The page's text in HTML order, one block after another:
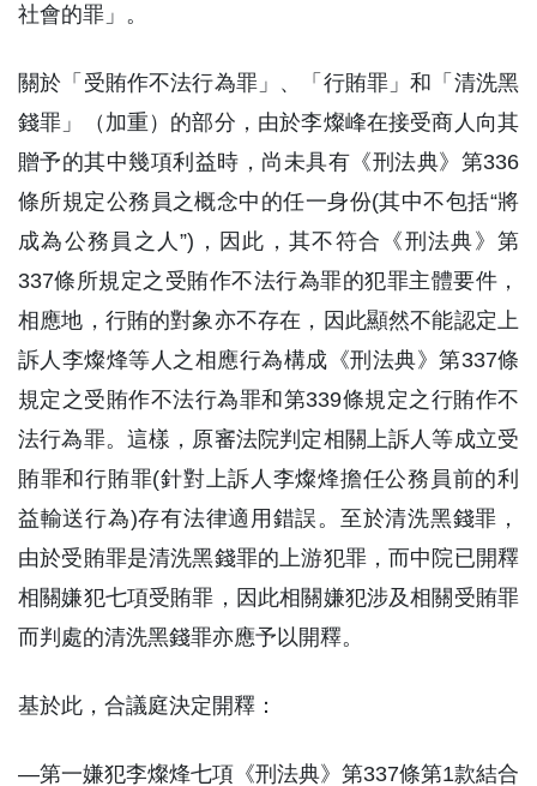
社會的罪」。
關於「受賄作不法行為罪」、「行賄罪」和「清洗黑
錢罪」（加重）的部分，由於李燦峰在接受商人向其
贈予的其中幾項利益時，尚未具有《刑法典》第336
條所規定公務員之概念中的任一身份(其中不包括“將
成為公務員之人”)，因此，其不符合《刑法典》第
337條所規定之受賄作不法行為罪的犯罪主體要件，
相應地，行賄的對象亦不存在，因此顯然不能認定上
訴人李燦烽等人之相應行為構成《刑法典》第337條
規定之受賄作不法行為罪和第339條規定之行賄作不
法行為罪。這樣，原審法院判定相關上訴人等成立受
賄罪和行賄罪(針對上訴人李燦烽擔任公務員前的利
益輸送行為)存有法律適用錯誤。至於清洗黑錢罪，
由於受賄罪是清洗黑錢罪的上游犯罪，而中院已開釋
相關嫌犯七項受賄罪，因此相關嫌犯涉及相關受賄罪
而判處的清洗黑錢罪亦應予以開釋。
基於此，合議庭決定開釋：
—第一嫌犯李燦烽七項《刑法典》第337條第1款結合